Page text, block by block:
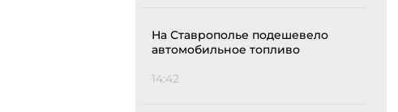
На Ставрополье подешевело
автомобильное топливо
14:42